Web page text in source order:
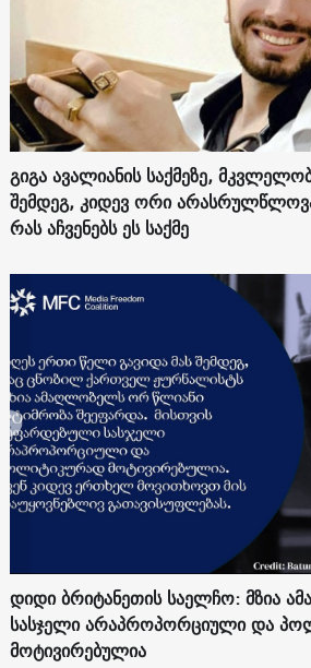
გიგა ავალიანის საქმეზე,
შემდეგ, კიდევ ორი
რას აჩვენებს ეს საქმე
დიდი ბრიტანეთის საელჩო: მზია
სასჯელი არაპროპორციული და
მოტივირებულია